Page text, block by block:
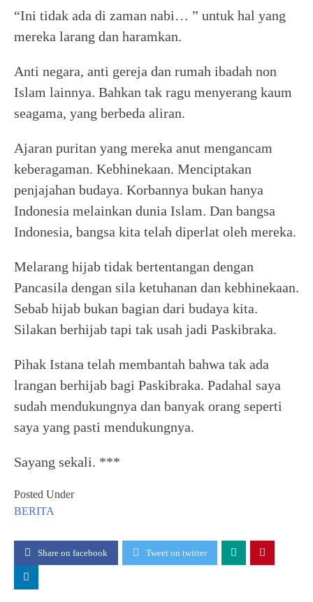
“Ini tidak ada di zaman nabi… ” untuk hal yang
mereka larang dan haramkan.
Anti negara, anti gereja dan rumah ibadah non
Islam lainnya. Bahkan tak ragu menyerang kaum
seagama, yang berbeda aliran.
Ajaran puritan yang mereka anut mengancam
keberagaman. Kebhinekaan. Menciptakan
penjajahan budaya. Korbannya bukan hanya
Indonesia melainkan dunia Islam. Dan bangsa
Indonesia, bangsa kita telah diperlat oleh mereka.
Melarang hijab tidak bertentangan dengan
Pancasila dengan sila ketuhanan dan kebhinekaan.
Sebab hijab bukan bagian dari budaya kita.
Silakan berhijab tapi tak usah jadi Paskibraka.
Pihak Istana telah membantah bahwa tak ada
lrangan berhijab bagi Paskibraka. Padahal saya
sudah mendukungnya dan banyak orang seperti
saya yang pasti mendukungnya.
Sayang sekali. ***
Posted Under
BERITA
Share on facebook Tweet on twitter